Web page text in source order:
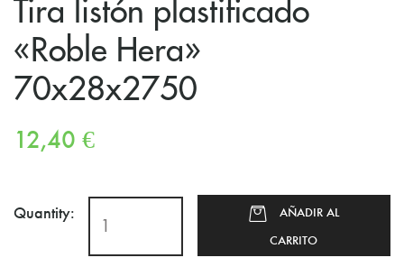
Tira listón plastificado
«Roble Hera»
70x28x2750
12,40 €
Quantity:
AÑADIR AL
CARRITO